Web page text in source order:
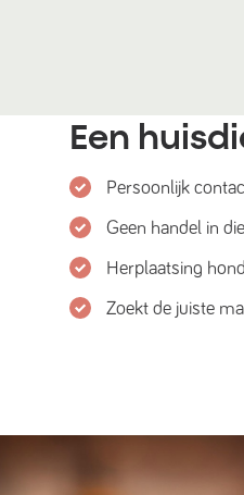
Een
Persoonlijk
Geen handel in
Herplaatsing
Zoekt de juiste